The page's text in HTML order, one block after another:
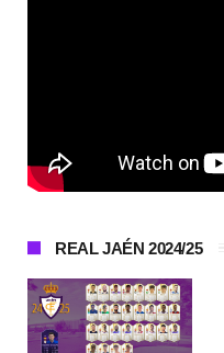
REAL JAÉN 2024/25